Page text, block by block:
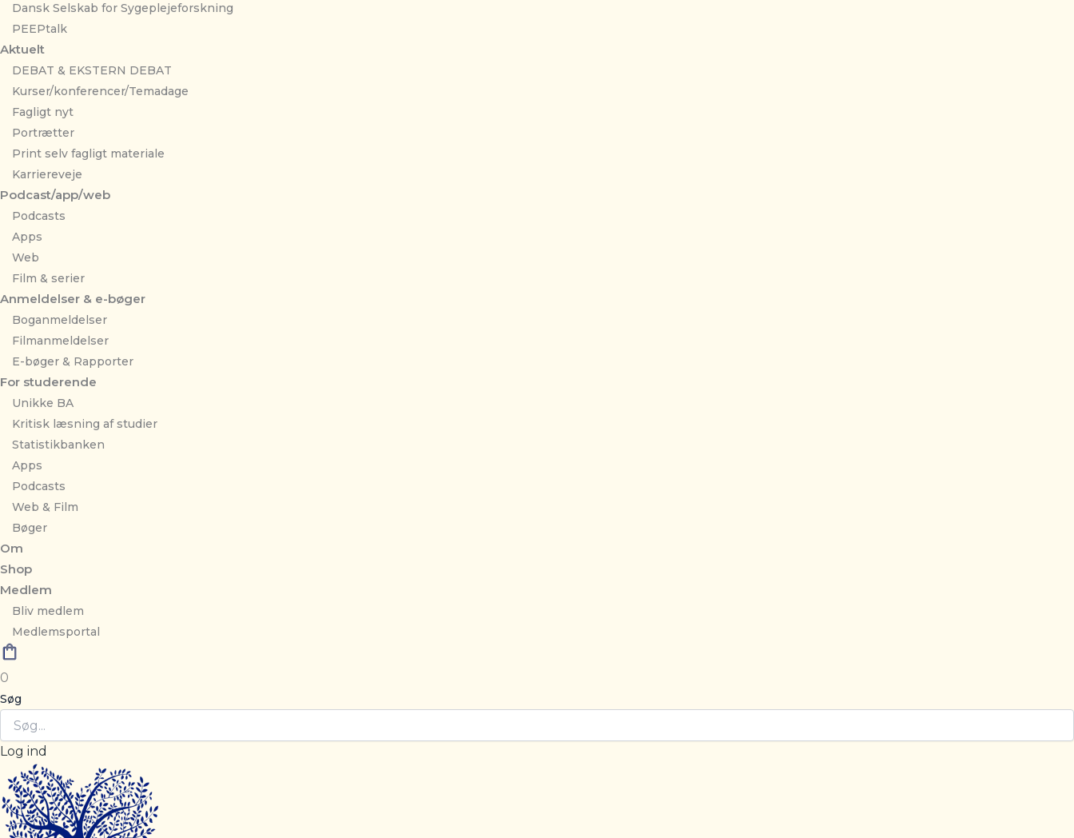
Dansk Selskab for Sygeplejeforskning
PEEPtalk
Aktuelt
DEBAT & EKSTERN DEBAT
Kurser/konferencer/Temadage
Fagligt nyt
Portrætter
Print selv fagligt materiale
Karriereveje
Podcast/app/web
Podcasts
Apps
Web
Film & serier
Anmeldelser & e-bøger
Boganmeldelser
Filmanmeldelser
E-bøger & Rapporter
For studerende
Unikke BA
Kritisk læsning af studier
Statistikbanken
Apps
Podcasts
Web & Film
Bøger
Om
Shop
Medlem
Bliv medlem
Medlemsportal
0
Søg
Log ind